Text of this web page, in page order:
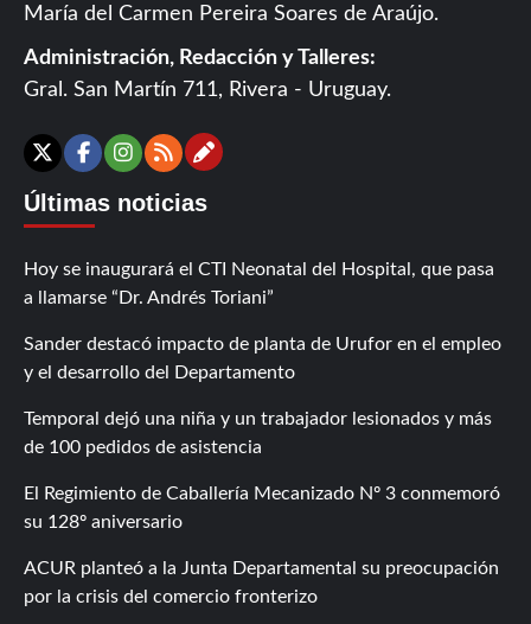
María del Carmen Pereira Soares de Araújo.
Administración, Redacción y Talleres:
Gral. San Martín 711, Rivera - Uruguay.
X Facebook
Instagram
RSSContáctanos
Últimas noticias
Hoy se inaugurará el CTI Neonatal del Hospital, que pasa
a llamarse “Dr. Andrés Toriani”
Sander destacó impacto de planta de Urufor en el empleo
y el desarrollo del Departamento
Temporal dejó una niña y un trabajador lesionados y más
de 100 pedidos de asistencia
El Regimiento de Caballería Mecanizado Nº 3 conmemoró
su 128º aniversario
ACUR planteó a la Junta Departamental su preocupación
por la crisis del comercio fronterizo